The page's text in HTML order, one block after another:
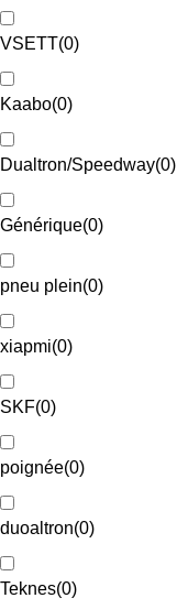
VSETT(0)
Kaabo(0)
Dualtron/Speedway(0)
Générique(0)
pneu plein(0)
xiapmi(0)
SKF(0)
poignée(0)
duoaltron(0)
Teknes(0)